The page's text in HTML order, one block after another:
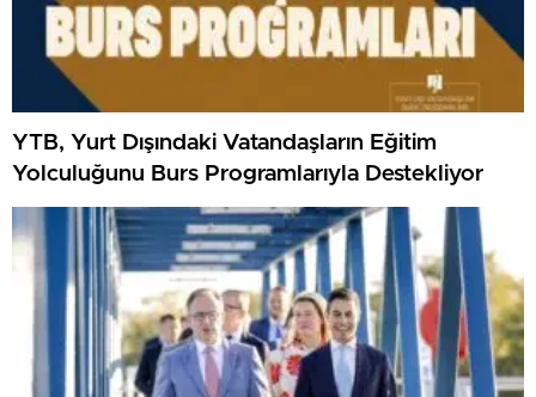
YTB, Yurt Dışındaki Vatandaşların Eğitim
Yolculuğunu Burs Programlarıyla Destekliyor